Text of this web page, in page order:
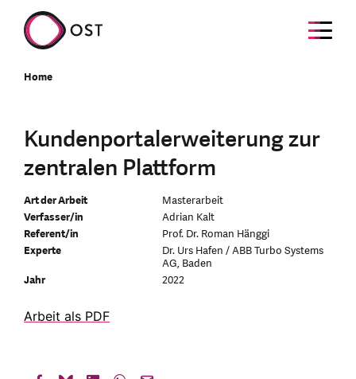
Home
Kundenportalerweiterung zur
zentralen Plattform
Art der Arbeit
Masterarbeit
Verfasser/in
Adrian Kalt
Referent/in
Prof. Dr. Roman Hänggi
Experte
Dr. Urs Hafen / ABB Turbo Systems
AG, Baden
Jahr
2022
Arbeit als PDF